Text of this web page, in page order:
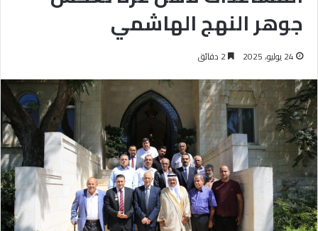
جوهر النهج الهاشمي
24 يوليو، 2025